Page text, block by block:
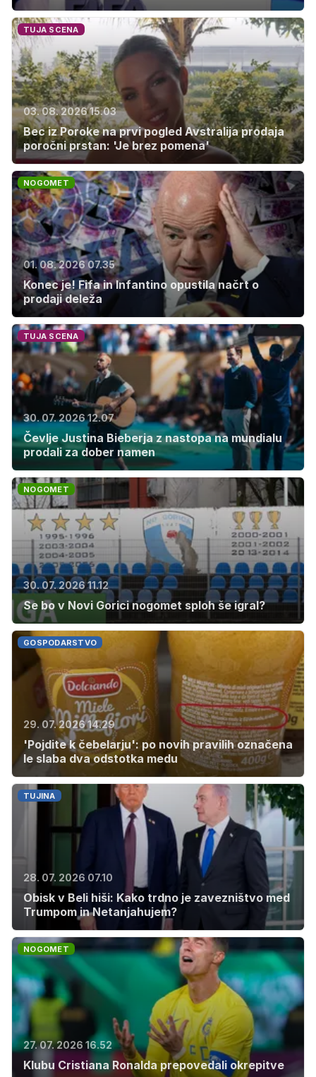
TUJA SCENA
03. 08. 2026 15.03
Bec iz Poroke na prvi pogled Avstralija prodaja
poročni prstan: 'Je brez pomena'
NOGOMET
01. 08. 2026 07.35
Konec je! Fifa in Infantino opustila načrt o
prodaji deleža
TUJA SCENA
30. 07. 2026 12.07
Čevlje Justina Bieberja z nastopa na mundialu
prodali za dober namen
NOGOMET
30. 07. 2026 11.12
Se bo v Novi Gorici nogomet sploh še igral?
GOSPODARSTVO
29. 07. 2026 14.29
'Pojdite k čebelarju': po novih pravilih označena
le slaba dva odstotka medu
TUJINA
28. 07. 2026 07.10
Obisk v Beli hiši: Kako trdno je zavezništvo med
Trumpom in Netanjahujem?
NOGOMET
27. 07. 2026 16.52
Klubu Cristiana Ronalda prepovedali okrepitve